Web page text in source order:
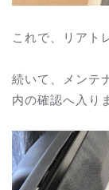
これで、 リアト
続いて、メンテ
内の確認へ入り